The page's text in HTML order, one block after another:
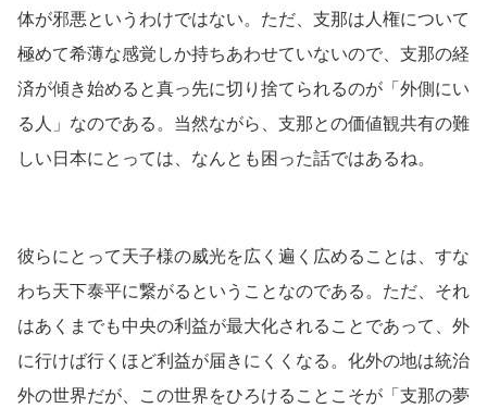
体が邪悪というわけではない。ただ、支那は人権について
極めて希薄な感覚しか持ちあわせていないので、支那の経
済が傾き始めると真っ先に切り捨てられるのが「外側にい
る人」なのである。当然ながら、支那との価値観共有の難
しい日本にとっては、なんとも困った話ではあるね。
彼らにとって天子様の威光を広く遍く広めることは、すな
わち天下泰平に繋がるということなのである。ただ、それ
はあくまでも中央の利益が最大化されることであって、外
に行けば行くほど利益が届きにくくなる。化外の地は統治
外の世界だが、この世界をひろけることこそが「支那の夢